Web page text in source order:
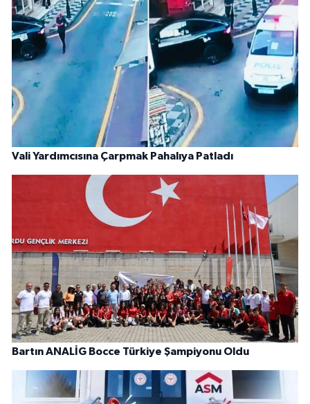
Vali Yardımcısına Çarpmak Pahalıya Patladı
Bartın ANALİG Bocce Türkiye Şampiyonu Oldu